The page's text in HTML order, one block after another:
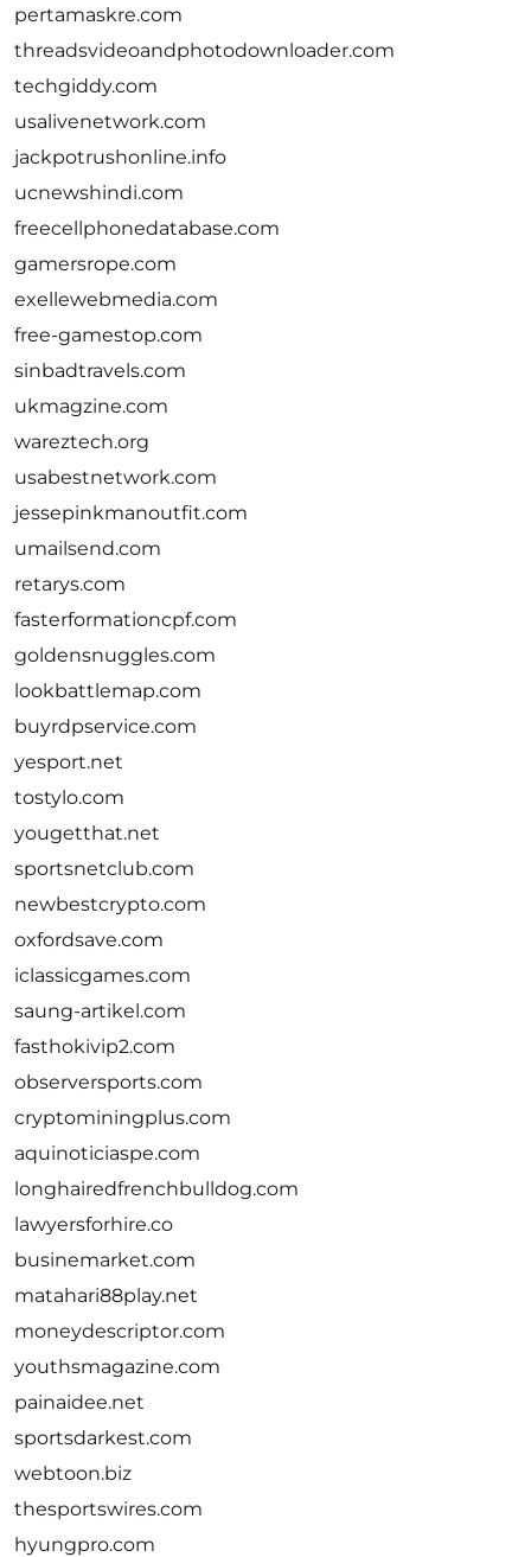
pertamaskre.com
threadsvideoandphotodownloader.com
techgiddy.com
usalivenetwork.com
jackpotrushonline.info
ucnewshindi.com
freecellphonedatabase.com
gamersrope.com
exellewebmedia.com
free-gamestop.com
sinbadtravels.com
ukmagzine.com
wareztech.org
usabestnetwork.com
jessepinkmanoutfit.com
umailsend.com
retarys.com
fasterformationcpf.com
goldensnuggles.com
lookbattlemap.com
buyrdpservice.com
yesport.net
tostylo.com
yougetthat.net
sportsnetclub.com
newbestcrypto.com
oxfordsave.com
iclassicgames.com
saung-artikel.com
fasthokivip2.com
observersports.com
cryptominingplus.com
aquinoticiaspe.com
longhairedfrenchbulldog.com
lawyersforhire.co
businemarket.com
matahari88play.net
moneydescriptor.com
youthsmagazine.com
painaidee.net
sportsdarkest.com
webtoon.biz
thesportswires.com
hyungpro.com